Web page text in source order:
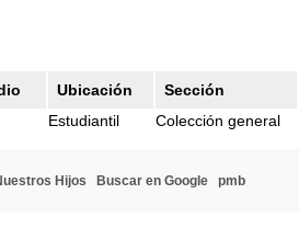
Ubicación Sección
Estudiantil Colección general
Hijos Buscar en Google pmb